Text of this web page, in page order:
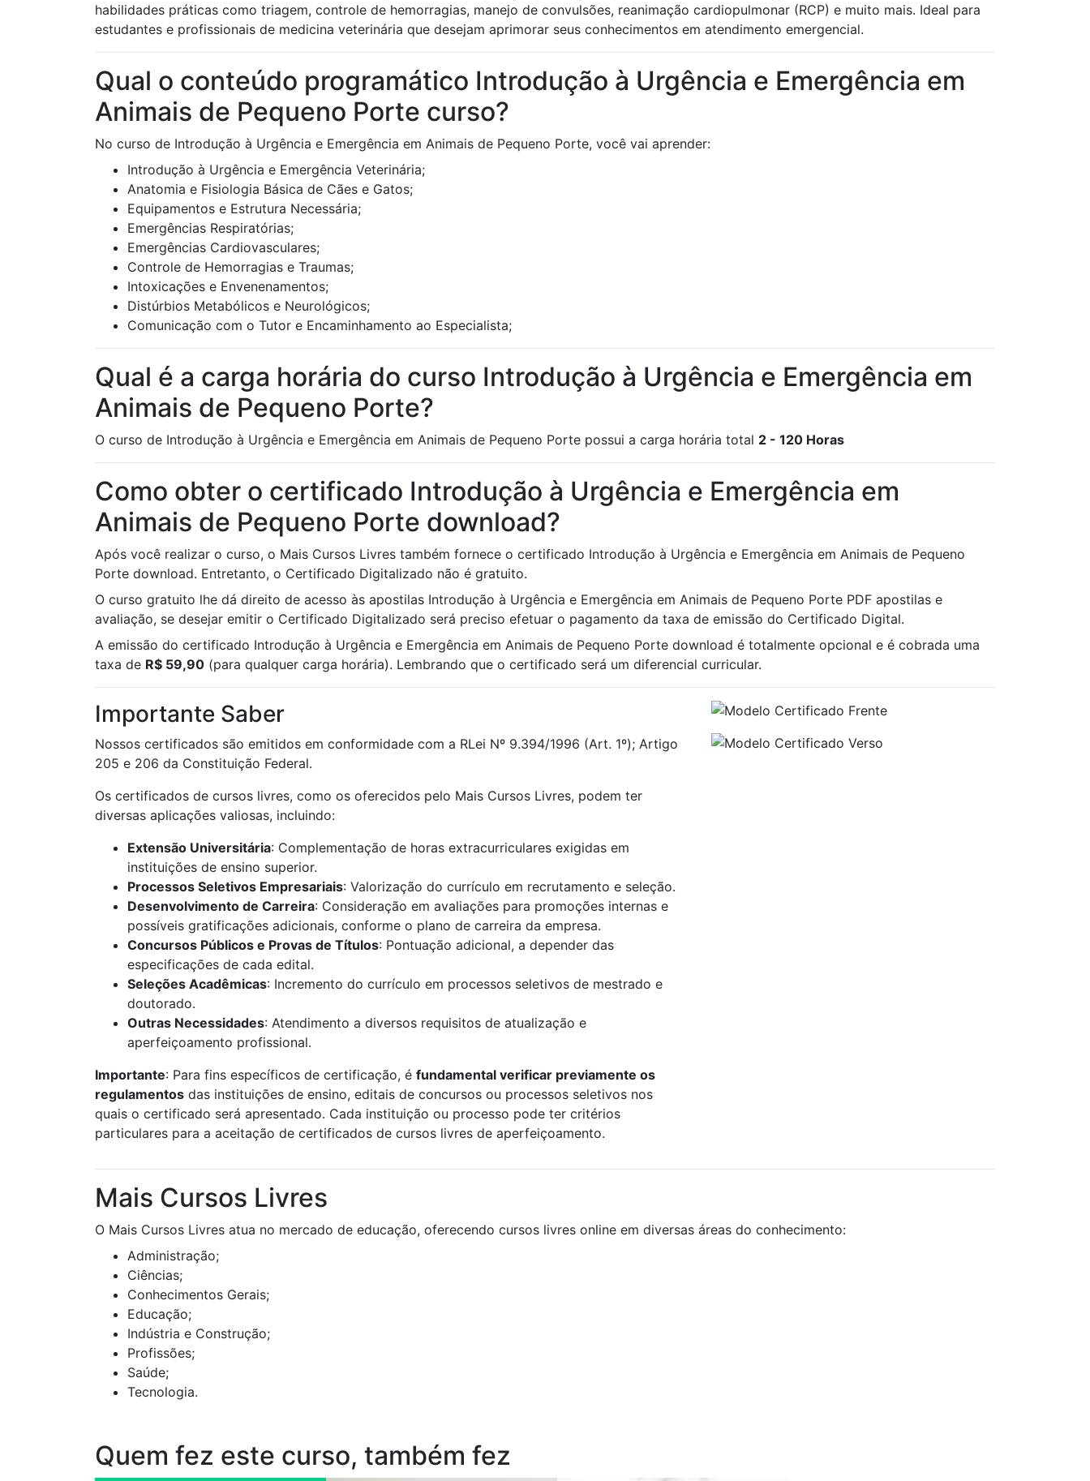
habilidades práticas como triagem, controle de hemorragias, manejo de convulsões, reanimação cardiopulmonar (RCP) e muito mais. Ideal para
estudantes e profissionais de medicina veterinária que desejam aprimorar seus conhecimentos em atendimento emergencial.
Qual o conteúdo programático Introdução à Urgência e Emergência em
Animais de Pequeno Porte curso?
No curso de Introdução à Urgência e Emergência em Animais de Pequeno Porte, você vai aprender:
Introdução à Urgência e Emergência Veterinária;
Anatomia e Fisiologia Básica de Cães e Gatos;
Equipamentos e Estrutura Necessária;
Emergências Respiratórias;
Emergências Cardiovasculares;
Controle de Hemorragias e Traumas;
Intoxicações e Envenenamentos;
Distúrbios Metabólicos e Neurológicos;
Comunicação com o Tutor e Encaminhamento ao Especialista;
Qual é a carga horária do curso Introdução à Urgência e Emergência em
Animais de Pequeno Porte?
O curso de Introdução à Urgência e Emergência em Animais de Pequeno Porte possui a carga horária total 2 - 120 Horas
Como obter o certificado Introdução à Urgência e Emergência em
Animais de Pequeno Porte download?
Após você realizar o curso, o Mais Cursos Livres também fornece o certificado Introdução à Urgência e Emergência em Animais de Pequeno
Porte download. Entretanto, o Certificado Digitalizado não é gratuito.
O curso gratuito lhe dá direito de acesso às apostilas Introdução à Urgência e Emergência em Animais de Pequeno Porte PDF apostilas e
avaliação, se desejar emitir o Certificado Digitalizado será preciso efetuar o pagamento da taxa de emissão do Certificado Digital.
A emissão do certificado Introdução à Urgência e Emergência em Animais de Pequeno Porte download é totalmente opcional e é cobrada uma
taxa de R$ 59,90 (para qualquer carga horária). Lembrando que o certificado será um diferencial curricular.
Importante Saber
Nossos certificados são emitidos em conformidade com a RLei Nº 9.394/1996 (Art. 1º); Artigo
205 e 206 da Constituição Federal.
Os certificados de cursos livres, como os oferecidos pelo Mais Cursos Livres, podem ter
diversas aplicações valiosas, incluindo:
Extensão Universitária: Complementação de horas extracurriculares exigidas em
instituições de ensino superior.
Processos Seletivos Empresariais: Valorização do currículo em recrutamento e seleção.
Desenvolvimento de Carreira: Consideração em avaliações para promoções internas e
possíveis gratificações adicionais, conforme o plano de carreira da empresa.
Concursos Públicos e Provas de Títulos: Pontuação adicional, a depender das
especificações de cada edital.
Seleções Acadêmicas: Incremento do currículo em processos seletivos de mestrado e
doutorado.
Outras Necessidades: Atendimento a diversos requisitos de atualização e
aperfeiçoamento profissional.
Importante: Para fins específicos de certificação, é fundamental verificar previamente os
regulamentos das instituições de ensino, editais de concursos ou processos seletivos nos
quais o certificado será apresentado. Cada instituição ou processo pode ter critérios
particulares para a aceitação de certificados de cursos livres de aperfeiçoamento.
Mais Cursos Livres
O Mais Cursos Livres atua no mercado de educação, oferecendo cursos livres online em diversas áreas do conhecimento:
Administração;
Ciências;
Conhecimentos Gerais;
Educação;
Indústria e Construção;
Profissões;
Saúde;
Tecnologia.
Quem fez este curso, também fez